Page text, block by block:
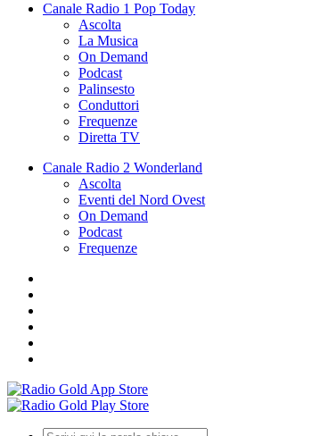
Canale Radio 1 Pop Today
Ascolta
La Musica
On Demand
Podcast
Palinsesto
Conduttori
Frequenze
Diretta TV
Canale Radio 2 Wonderland
Ascolta
Eventi del Nord Ovest
On Demand
Podcast
Frequenze